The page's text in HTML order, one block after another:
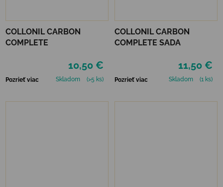
COLLONIL CARBON
COMPLETE
10,50 €
Pozrieť viac Skladom (>5 ks)
COLLONIL CARBON
COMPLETE SADA
11,50 €
Pozrieť viac Skladom (1 ks)